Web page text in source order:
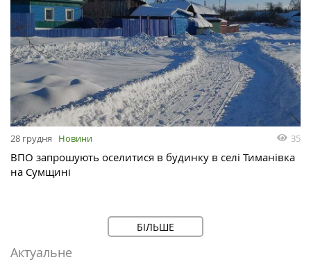
28 грудня Новини 35
ВПО запрошують оселитися в будинку в селі Тиманівка
на Сумщині
БІЛЬШЕ
Актуальне